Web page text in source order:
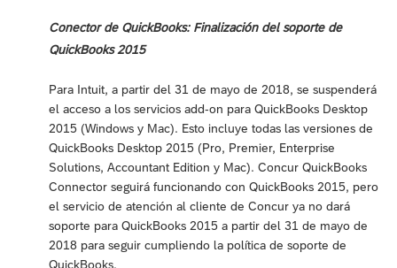
Conector de QuickBooks: Finalización del soporte de
QuickBooks 2015
Para Intuit, a partir del 31 de mayo de 2018, se suspenderá
el acceso a los servicios add-on para QuickBooks Desktop
2015 (Windows y Mac). Esto incluye todas las versiones de
QuickBooks Desktop 2015 (Pro, Premier, Enterprise
Solutions, Accountant Edition y Mac). Concur QuickBooks
Connector seguirá funcionando con QuickBooks 2015, pero
el servicio de atención al cliente de Concur ya no dará
soporte para QuickBooks 2015 a partir del 31 de mayo de
2018 para seguir cumpliendo la política de soporte de
QuickBooks.